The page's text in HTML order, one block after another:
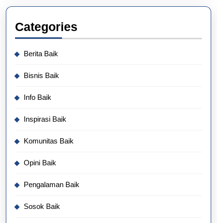
Categories
Berita Baik
Bisnis Baik
Info Baik
Inspirasi Baik
Komunitas Baik
Opini Baik
Pengalaman Baik
Sosok Baik